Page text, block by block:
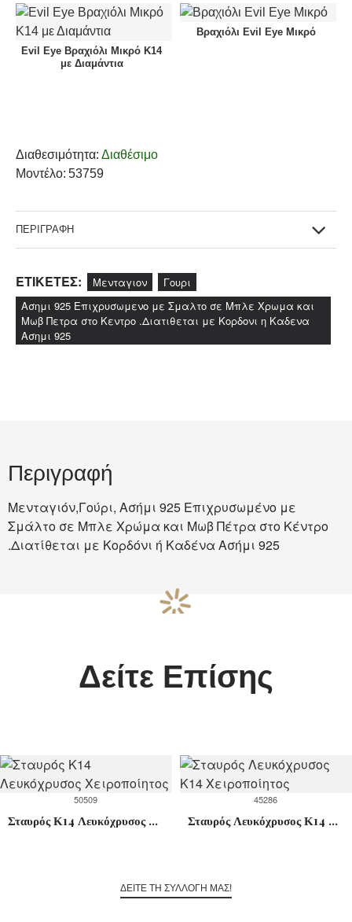
Διαθεσιμότητα: Διαθέσιμο
Μοντέλο: 53759
ΠΕΡΙΓΡΑΦΗ
Evil Eye Βραχιόλι Μικρό Κ14
με Διαμάντια
Βραχιόλι Evil Eye Mικρό
ΕΤΙΚΕΤΕΣ: Μενταγιον
Γουρι
Ασημι 925 Επιχρυσωμενο με Σμαλτο σε Μπλε Χρωμα και
Μωβ Πετρα στο Κεντρο .Διατιθεται με Κορδονι η Καδενα
Ασημι 925
Περιγραφή
Μενταγιόν,Γούρι, Ασήμι 925 Επιχρυσωμένο με
Σμάλτο σε Μπλε Χρώμα και Μωβ Πέτρα στο Κέντρο
.Διατίθεται με Κορδόνι ή Καδένα Ασήμι 925
Δείτε Επίσης
50509
Σταυρός Κ14 Λευκόχρυσος Χειροποίητος
45286
Σταυρός Λευκόχρυσος Κ14 Χειροποίητος
ΔΕΙΤΕ ΤΗ ΣΥΛΛΟΓΗ ΜΑΣ!